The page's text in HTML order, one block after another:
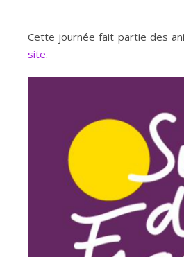
Cette journée fait partie des
site.